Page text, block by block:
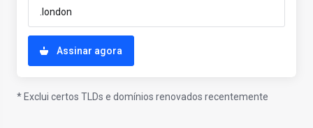
Assinar agora
* Exclui certos TLDs e domínios renovados recentemente